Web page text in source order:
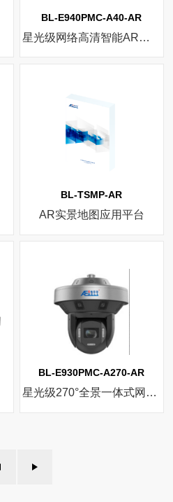
BL-E940PMC-A40-AR
星光级网络高清智能AR球机
BL-TSMP-AR
AR实景地图应用平台
BL-E930PMC-A270-AR
星光级270°全景一体式网络高清智能AR球机